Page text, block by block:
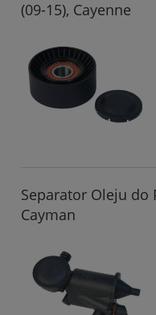
(09-15), Cayenne
Separator Oleju do
Cayman